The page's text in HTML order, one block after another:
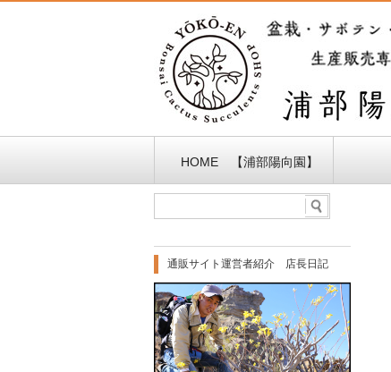
HOME 【浦部陽向園】
通販サイト運営者紹介 店長日記